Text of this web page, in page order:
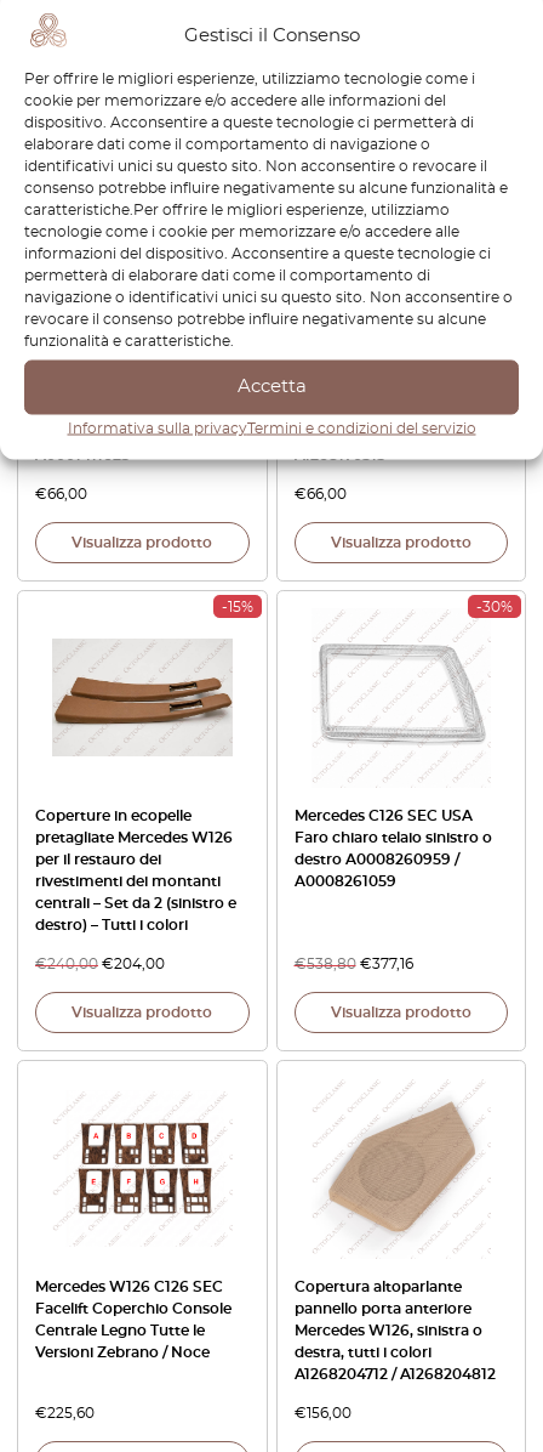
Gestisci il Consenso
Per offrire le migliori esperienze, utilizziamo tecnologie come i
cookie per memorizzare e/o accedere alle informazioni del
dispositivo. Acconsentire a queste tecnologie ci permetterà di
elaborare dati come il comportamento di navigazione o
identificativi unici su questo sito. Non acconsentire o revocare il
consenso potrebbe influire negativamente su alcune funzionalità e
caratteristiche.Per offrire le migliori esperienze, utilizziamo
tecnologie come i cookie per memorizzare e/o accedere alle
informazioni del dispositivo. Acconsentire a queste tecnologie ci
permetterà di elaborare dati come il comportamento di
navigazione o identificativi unici su questo sito. Non acconsentire o
revocare il consenso potrebbe influire negativamente su alcune
funzionalità e caratteristiche.
Accetta
Informativa sulla privacyTermini e condizioni del servizio
antigraffio trasparente 3M
PRO
€ 29,88
Visualizza prodotto
€66,00 €46,20
Visualizza prodotto
Mercedes R107 / W126 / C126
/ W463 Idle Air Control Valve
€66,00
Visualizza prodotto
Mercedes W126 380SE
Emblema del bagagliaio
€66,00
Visualizza prodotto
-15%
Coperture in ecopelle
pretagliate Mercedes W126
per il restauro dei
rivestimenti dei montanti
centrali – Set da 2 (sinistro e
destro) – Tutti i colori
€240,00 €204,00
Visualizza prodotto
-30%
Mercedes C126 SEC USA
Faro chiaro telaio sinistro o
destro A0008260959 /
A0008261059
€538,80 €377,16
Visualizza prodotto
Mercedes W126 C126 SEC
Facelift Coperchio Console
Centrale Legno Tutte le
Versioni Zebrano / Noce
€225,60
Copertura altoparlante
pannello porta anteriore
Mercedes W126, sinistra o
destra, tutti i colori
A1268204712 / A1268204812
€156,00